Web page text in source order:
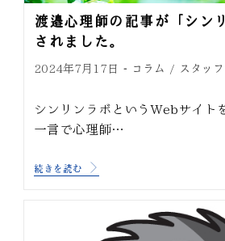
渡邉心理師の記事が「シン
されました。
2024年7月17日 コラム / スタッ
シンリンラボというWebサイト
一言で心理師…
続きを読む